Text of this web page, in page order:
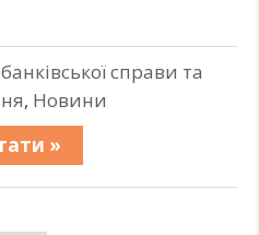
справи та
, Новини
»